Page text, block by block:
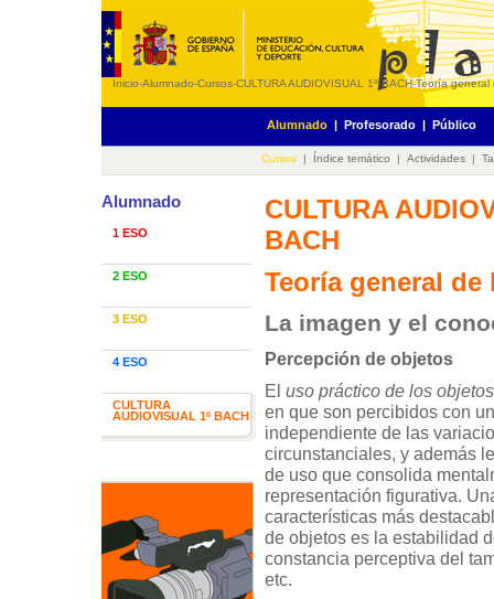
Inicio-Alumnado-Cursos-CULTURA AUDIOVISUAL 1º BACH-Teoría general
Alumnado | Profesorado | Público
Cursos | Índice temático | Actividades |
Alumnado
1 ESO
2 ESO
3 ESO
4 ESO
CULTURA
AUDIOVISUAL 1º BACH
CULTURA
BACH
Teoría general de
La imagen y el
Percepción de objetos
El uso práctico de los objetos
en que son percibidos con
independiente de las
circunstanciales, y además
de uso que consolida
representación figurativa.
características más
de objetos es la estabilidad
constancia perceptiva del
etc.